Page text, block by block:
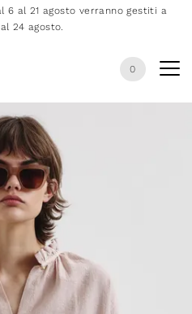
al 21 agosto verranno gestiti a
24 agosto.
0